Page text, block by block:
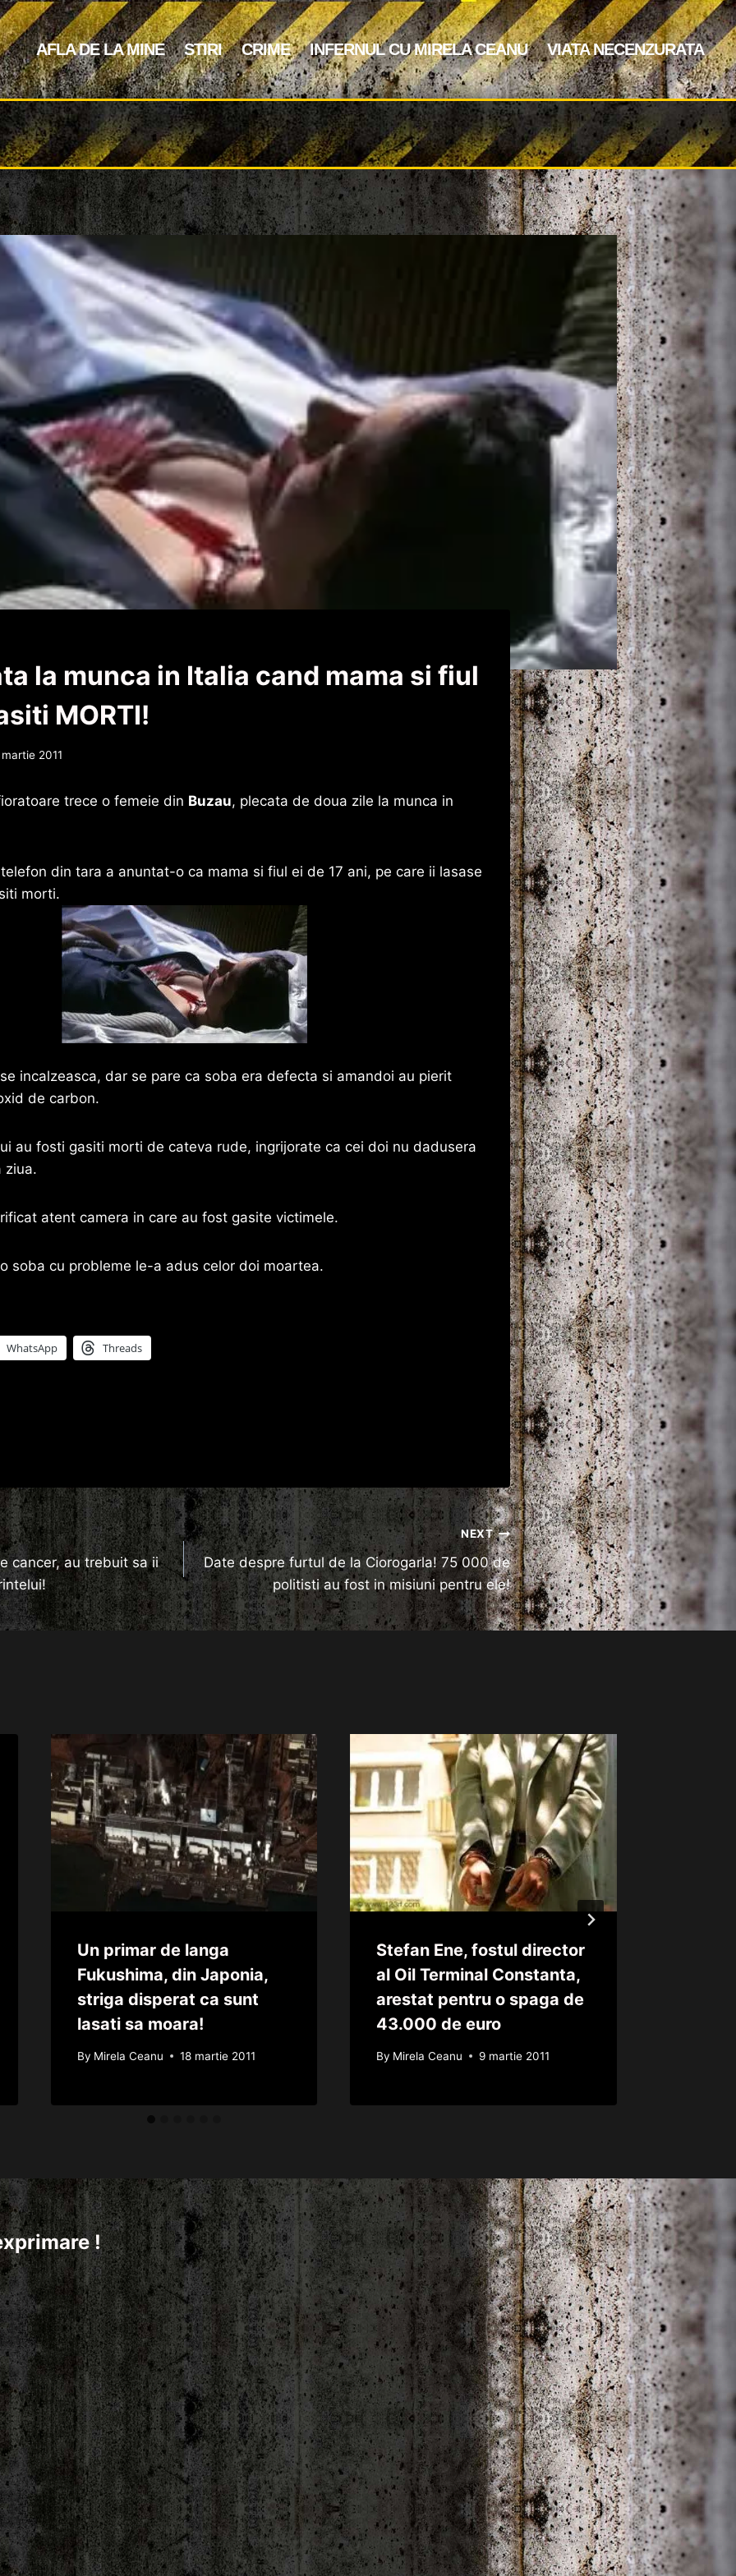
AFLA DE LA MINE STIRI CRIME INFERNUL CU MIRELA CEANU VIATA NECENZURATA
la munca in Italia cand mama si fiul
MORTI!
martie 2011
trece o femeie din Buzau, plecata de doua zile la munca in
din tara a anuntat-o ca mama si fiul ei de 17 ani, pe care ii lasase
morti.
incalzeasca, dar se pare ca soba era defecta si amandoi au pierit
de carbon.
au fosti gasiti morti de cateva rude, ingrijorate ca cei doi nu dadusera
ziua.
atent camera in care au fost gasite victimele.
soba cu probleme le-a adus celor doi moartea.
WhatsApp Threads
cancer, au trebuit sa ii
NEXT
Date despre furtul de la Ciorogarla! 75 000 de
politisti au fost in misiuni pentru ele!
Un primar de langa
Fukushima, din Japonia,
striga disperat ca sunt
lasati sa moara!
By Mirela Ceanu 18 martie 2011
Stefan Ene, fostul director
al Oil Terminal Constanta,
arestat pentru o spaga de
43.000 de euro
By Mirela Ceanu 9 martie 2011
!